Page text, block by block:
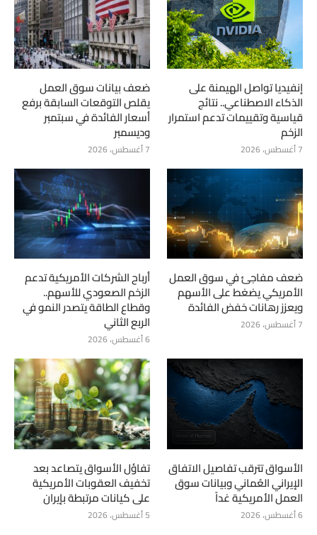
إنفيديا تواصل الهيمنة على
الذكاء الاصطناعي.. نتائج
قياسية وتقييمات تدعم استمرار
الزخم
7 أغسطس، 2026
ضعف بيانات سوق العمل
يقلص التوقعات السابقة برفع
أسعار الفائدة في سبتمبر
وديسمبر
7 أغسطس، 2026
ضعف مفاجئ في سوق العمل
الأمريكي يضغط على الأسهم
ويعزز رهانات خفض الفائدة
7 أغسطس، 2026
أرباح الشركات الأمريكية تدعم
الزخم الصعودي للأسهم..
وقطاع الطاقة يتصدر النمو في
الربع الثاني
6 أغسطس، 2026
الأسواق تترقب تفاصيل الاتفاق
الإيراني العُماني وبيانات سوق
العمل الأمريكية غداً
6 أغسطس، 2026
تفاؤل الأسواق يتصاعد بعد
تخفيف العقوبات الأمريكية
على كيانات مرتبطة بإيران
5 أغسطس، 2026